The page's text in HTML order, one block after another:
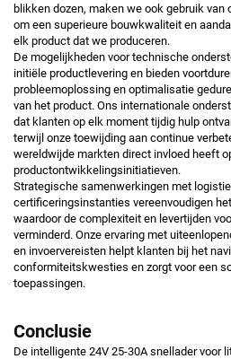
blikken dozen, maken we ook gebruik van
om een superieure bouwkwaliteit en
elk product dat we produceren.
De mogelijkheden voor technische
initiële productlevering en bieden
probleemoplossing en optimalisatie
van het product. Ons internationale
dat klanten op elk moment tijdig hulp
terwijl onze toewijding aan continue
wereldwijde markten direct invloed heeft
productontwikkelingsinitiatieven.
Strategische samenwerkingen met
certificeringsinstanties vereenvoudigen
waardoor de complexiteit en levertijden
verminderd. Onze ervaring met
en invoervereisten helpt klanten bij het
conformiteitskwesties en zorgt voor een
toepassingen.
Conclusie
De intelligente 24V 25-30A snellader voor